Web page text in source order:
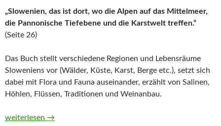
„Slowenien, das ist dort, wo die Alpen auf das Mittelmeer,
die Pannonische Tiefebene und die Karstwelt treffen.“
(Seite 26)
Das Buch stellt verschiedene Regionen und Lebensräume
Sloweniens vor (Wälder, Küste, Karst, Berge etc.), setzt sich
dabei mit Flora und Fauna auseinander, erzählt von Salinen,
Höhlen, Flüssen, Traditionen und Weinanbau.
Naturparadies Slowenien. Naturjuwel zwischen Küste und
weiterlesen →